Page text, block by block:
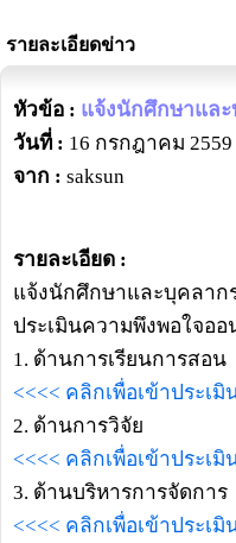
รายละเอียดข่าว
หัวข้อ : แจ้งนักศึกษาและ
วันที่ : 16 กรกฎาคม 2559
จาก : saksun
รายละเอียด :
แจ้งนักศึกษาและบุคลาก
ประเมินความพึงพอใจอ
1. ด้านการเรียนการสอน
<<<< คลิกเพื่อเข้าประเ
2. ด้านการวิจัย
<<<< คลิกเพื่อเข้าประเ
3. ด้านบริหารการจัดการ
<<<< คลิกเพื่อเข้าประเ